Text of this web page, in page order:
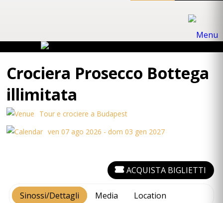
Crociera Prosecco Bottega
illimitata
Tour e crociere a Budapest
ven 07 ago 2026 - dom 03 gen 2027
Sinossi/Dettagli Media Location
ACQUISTA BIGLIETTI